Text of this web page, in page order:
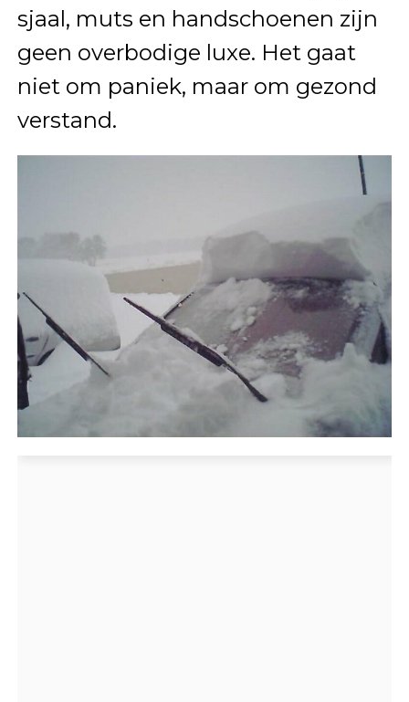
sjaal, muts en handschoenen zijn
geen overbodige luxe. Het gaat
niet om paniek, maar om gezond
verstand.